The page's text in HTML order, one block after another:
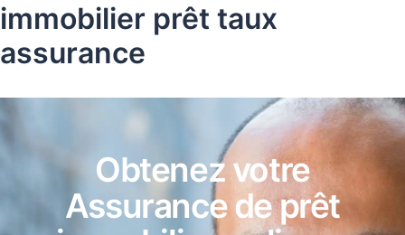
immobilier prêt taux
assurance
Obtenez votre
Assurance de prêt